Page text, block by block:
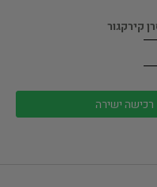
קירקגור
רכישה ישירה